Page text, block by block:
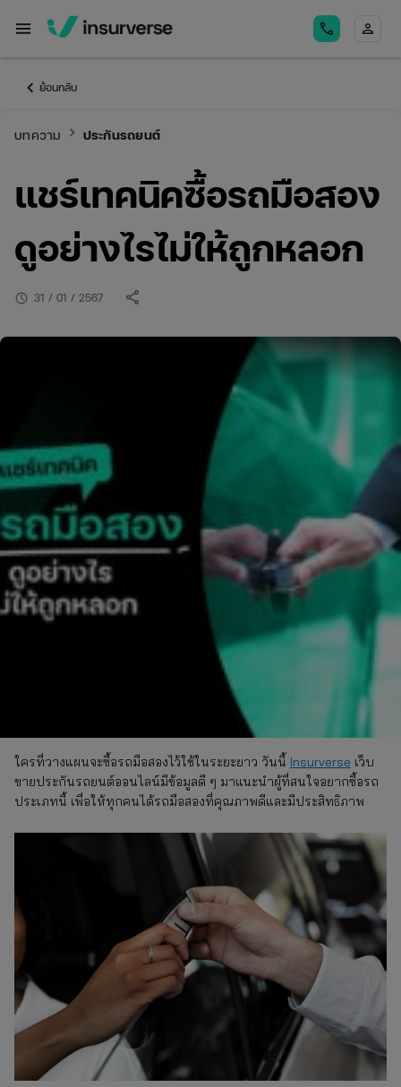
menu call person
keyboard_arrow_left ย้อนกลับ
บทความ keyboard_arrow_right ประกันรถยนต์
แชร์เทคนิคซื้อรถมือสอง
ดูอย่างไรไม่ให้ถูกหลอก
schedule 31 / 01 / 2567 share
ใครที่วางแผนจะซื้อรถมือสองไว้ใช้ในระยะยาว วันนี้ Insurverse เว็บ
ขายประกันรถยนต์ออนไลน์มีข้อมูลดี ๆ มาแนะนำผู้ที่สนใจอยากซื้อรถ
ประเภทนี้ เพื่อให้ทุกคนได้รถมือสองที่คุณภาพดีและมีประสิทธิภาพ